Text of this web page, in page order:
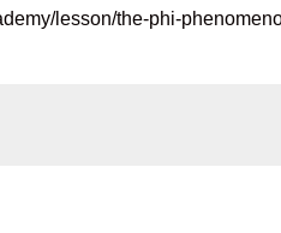
lesson/the-phi-